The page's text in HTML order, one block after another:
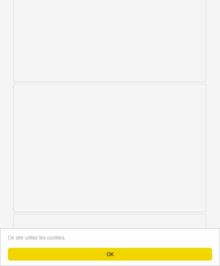
OK
Ce site utilise les cookies.